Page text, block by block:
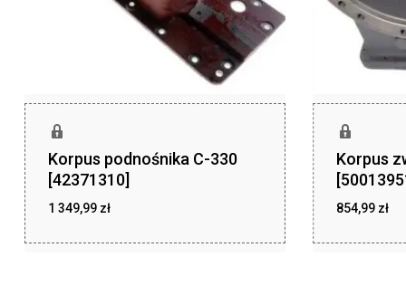
Korpus podnośnika C-330
[42371310]
1 349,99 zł
Korpus
854,99 zł